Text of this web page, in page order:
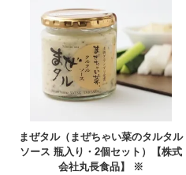
まぜタル（まぜちゃい菜のタルタル
ソース 瓶入り・2個セット）【株式
会社丸長食品】 ※